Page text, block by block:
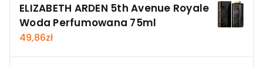
ELIZABETH ARDEN 5th Avenue Royale
Woda Perfumowana 75ml
49,86zł